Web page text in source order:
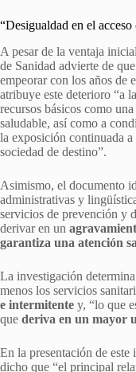
“Desigualdad en el
A pesar de la ventaja
de Sanidad advierte de
empeorar con los años de
atribuye este deterioro “a
recursos básicos como
saludable, así como a
la exposición continuada
sociedad de destino”.
Asimismo, el documento
administrativas y
servicios de prevención y
derivar en un
garantiza una atención
La investigación
menos los servicios
e intermitente y, “lo que
que deriva en un mayor
En la presentación de
dicho que “el principal